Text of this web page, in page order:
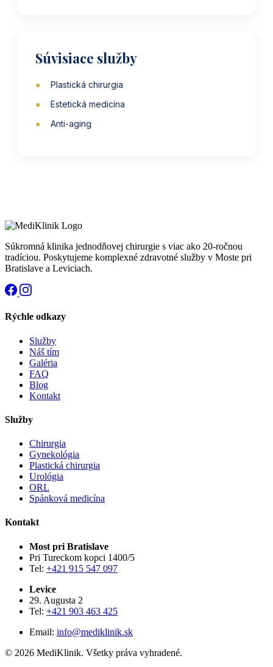
Súvisiace služby
Plastická chirurgia
Estetická medicína
Anti-aging
Súkromná klinika jednodňovej chirurgie s viac ako 20-ročnou
tradíciou. Poskytujeme komplexné zdravotné služby v Moste pri
Bratislave a Leviciach.
Rýchle odkazy
Služby
Náš tím
Galéria
FAQ
Blog
Kontakt
Služby
Chirurgia
Gynekológia
Plastická chirurgia
Urológia
ORL
Spánková medicína
Kontakt
Most pri Bratislave
Pri Tureckom kopci 1400/5
Tel: +421 915 547 097
Levice
29. Augusta 2
Tel: +421 903 463 425
Email: info@mediklinik.sk
© 2026 MediKlinik. Všetky práva vyhradené.